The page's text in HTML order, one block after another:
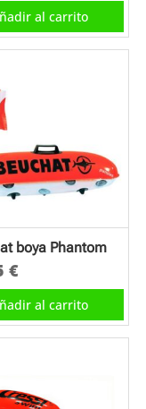
al carrito
boya Phantom
€
al carrito